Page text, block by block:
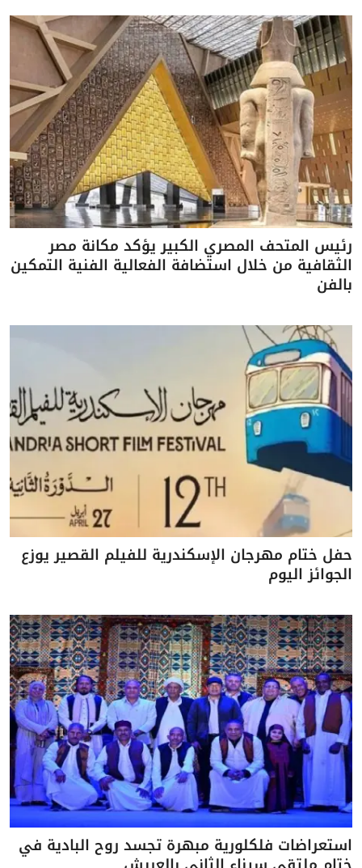
رئيس المتحف المصري الكبير يؤكد مكانة مصر
الثقافية من خلال استضافة الفعالية الفنية التمكين
بالفن
حفل ختام مهرجان الإسكندرية للفيلم القصير يوزع
الجوائز اليوم
استعراضات فلكلورية مبهرة تجسد روح البادية في